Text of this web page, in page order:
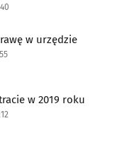
w urzędzie
w 2019 roku